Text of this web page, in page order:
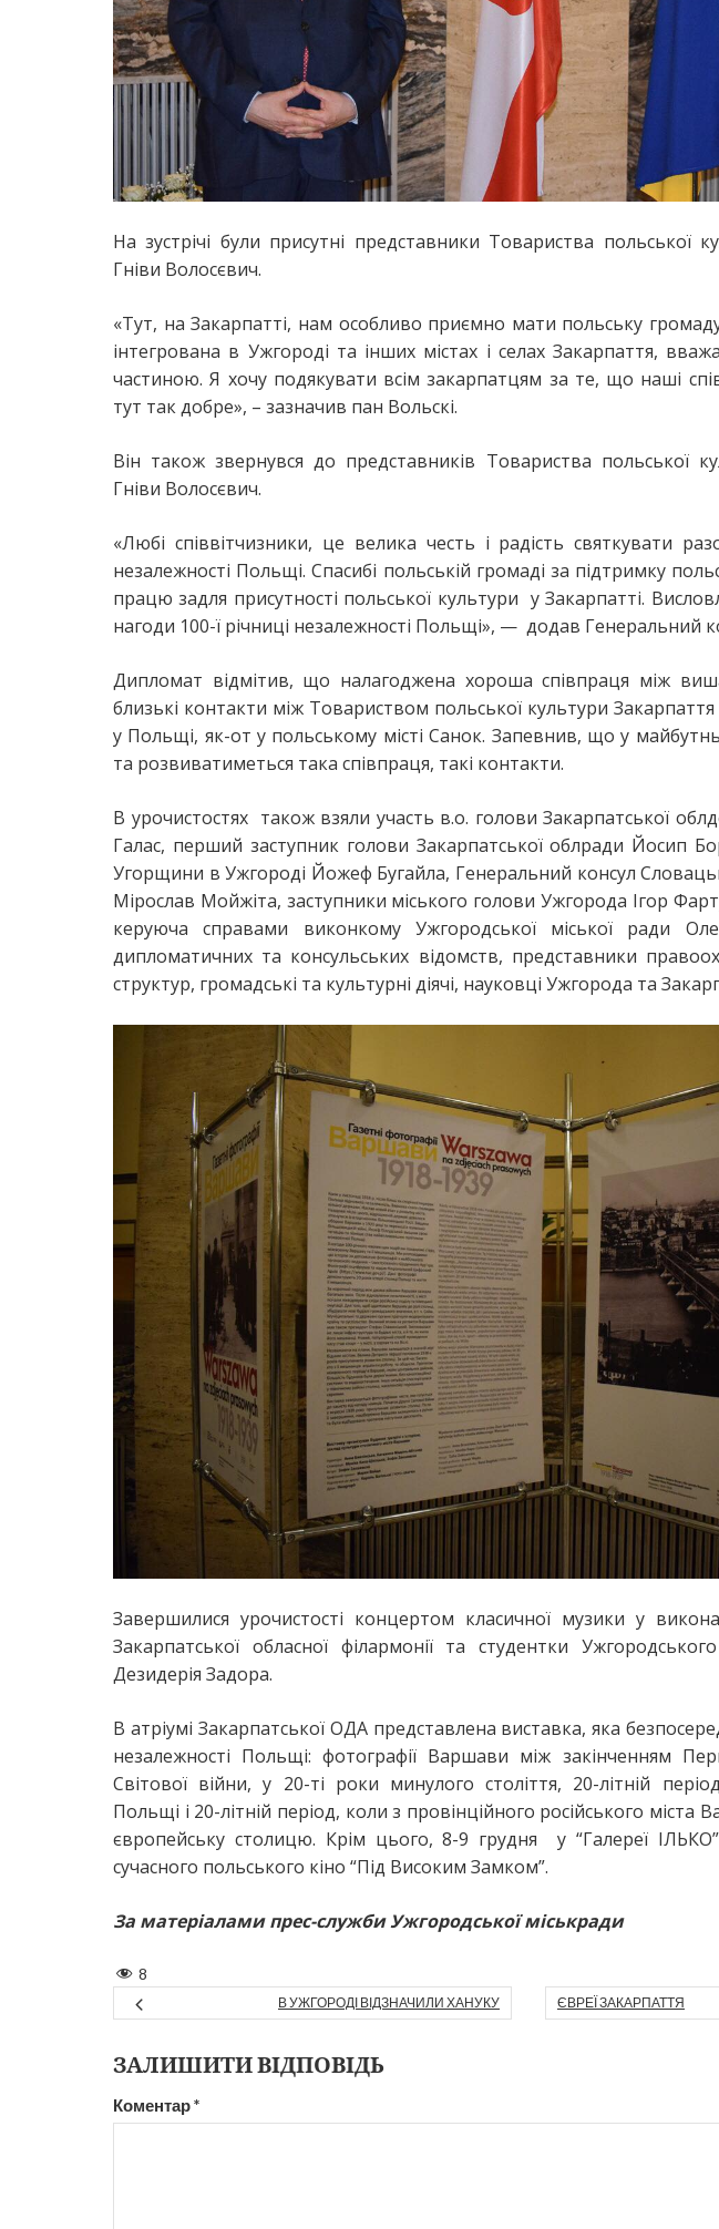
На зустрічі були присутні представники Товариства польської
Гніви Волосєвич.
«Тут, на Закарпатті, нам особливо приємно мати польську
інтегрована в Ужгороді та інших містах і селах Закарпаття,
частиною. Я хочу подякувати всім закарпатцям за те, що наші
тут так добре», – зазначив пан Вольскі.
Він також звернувся до представників Товариства польської
Гніви Волосєвич.
«Любі співвітчизники, це велика честь і радість святкувати
незалежності Польщі. Спасибі польській громаді за підтримку
працю задля присутності польської культури у Закарпатті.
нагоди 100-ї річниці незалежності Польщі», — додав Генеральний
Дипломат відмітив, що налагоджена хороша співпраця між
близькі контакти між Товариством польської культури Закарпаття
у Польщі, як-от у польському місті Санок. Запевнив, що у
та розвиватиметься така співпраця, такі контакти.
В урочистостях також взяли участь в.о. голови Закарпатської
Галас, перший заступник голови Закарпатської облради Йосип
Угорщини в Ужгороді Йожеф Бугайла, Генеральний консул
Мірослав Мойжіта, заступники міського голови Ужгорода Ігор
керуюча справами виконкому Ужгородської міської ради
дипломатичних та консульських відомств, представники
структур, громадські та культурні діячі, науковці Ужгорода та
Завершилися урочистості концертом класичної музики у
Закарпатської обласної філармонії та студентки
Дезидерія Задора.
В атріумі Закарпатської ОДА представлена виставка, яка
незалежності Польщі: фотографії Варшави між закінченням
Світової війни, у 20-ті роки минулого століття, 20-літній
Польщі і 20-літній період, коли з провінційного російського
європейську столицю. Крім цього, 8-9 грудня у “Галереї
сучасного польського кіно “Під Високим Замком”.
За матеріалами прес-служби Ужгородської міськради
8
В УЖГОРОДІ ВІДЗНАЧИЛИ ХАНУКУ ЄВРЕЇ ЗАКАРПАТТЯ
ЗАЛИШИТИ ВІДПОВІДЬ
Коментар*